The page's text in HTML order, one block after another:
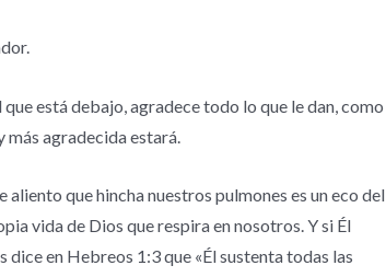
está debajo, agradece todo lo que le dan, como
agradecida estará.
que hincha nuestros pulmones es un eco del
vida de Dios que respira en nosotros. Y si Él
en Hebreos 1:3 que «Él sustenta todas las